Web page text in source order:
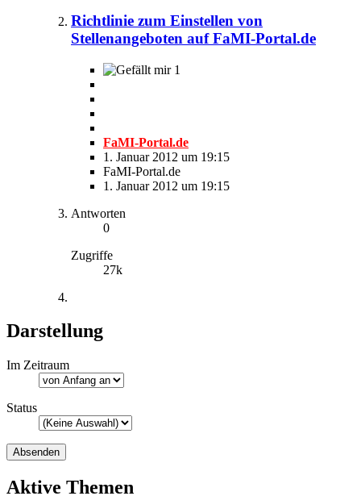
Richtlinie zum Einstellen von
Stellenangeboten auf FaMI-Portal.de
1
FaMI-Portal.de
1. Januar 2012 um 19:15
FaMI-Portal.de
1. Januar 2012 um 19:15
Antworten
0
Zugriffe
27k
Darstellung
Im Zeitraum
Status
Aktive Themen